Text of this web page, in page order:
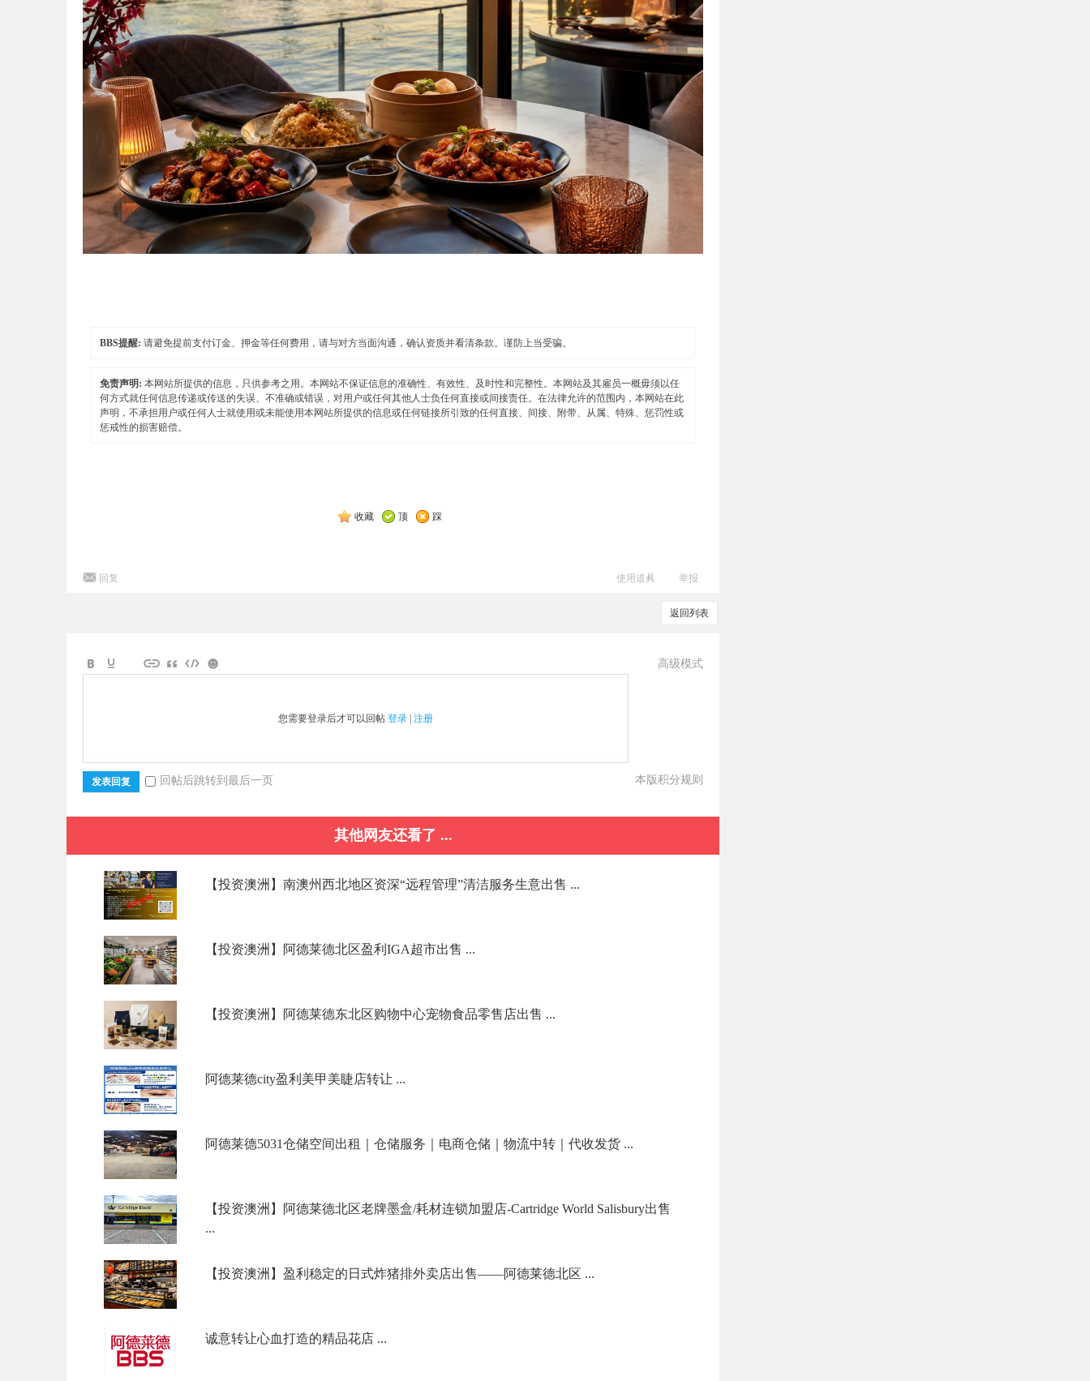
BBS提醒: 请避免提前支付订金、押金等任何费用，请与对方当面沟通，确认资质并看清条款。谨防上当受骗。
免责声明: 本网站所提供的信息，只供参考之用。本网站不保证信息的准确性、有效性、及时性和完整性。本网站及其雇员一概毋须以任
何方式就任何信息传递或传送的失误、不准确或错误，对用户或任何其他人士负任何直接或间接责任。在法律允许的范围内，本网站在此
声明，不承担用户或任何人士就使用或未能使用本网站所提供的信息或任何链接所引致的任何直接、间接、附带、从属、特殊、惩罚性或
惩戒性的损害赔偿。
收藏 顶 踩
回复 使用道具 举报
返回列表
高级模式
您需要登录后才可以回帖 登录 注册
本版积分规则
发表回复 回帖后跳转到最后一页
其他网友还看了 ...
【投资澳洲】南澳州西北地区资深“远程管理”清洁服务生意出售 ...
【投资澳洲】阿德莱德北区盈利IGA超市出售 ...
【投资澳洲】阿德莱德东北区购物中心宠物食品零售店出售 ...
阿德莱德city盈利美甲美睫店转让 ...
阿德莱德5031仓储空间出租｜仓储服务｜电商仓储｜物流中转｜代收发货 ...
【投资澳洲】阿德莱德北区老牌墨盒/耗材连锁加盟店-Cartridge World Salisbury出售
...
【投资澳洲】盈利稳定的日式炸猪排外卖店出售——阿德莱德北区 ...
诚意转让心血打造的精品花店 ...